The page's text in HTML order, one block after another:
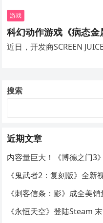
游戏
科幻动作游戏《病态
近日，开发商SCREEN
搜索
近期文章
内容量巨大！《博德之门3
《鬼武者2：复刻版》全新
《刺客信条：影》成全美
《永恒天空》登陆Steam